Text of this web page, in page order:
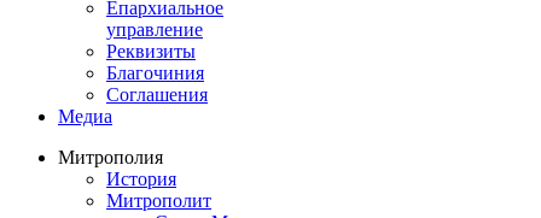
Епархиальное
управление
Реквизиты
Благочиния
Соглашения
Медиа
Митрополия
История
Митрополит